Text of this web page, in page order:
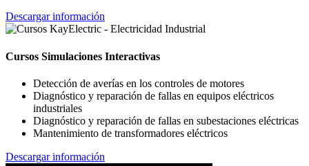
Descargar información
Cursos Simulaciones Interactivas
Detección de averías en los controles de motores
Diagnóstico y reparación de fallas en equipos eléctricos
industriales
Diagnóstico y reparación de fallas en subestaciones eléctricas
Mantenimiento de transformadores eléctricos
Descargar información